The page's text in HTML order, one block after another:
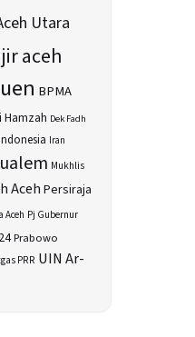
Utara
aceh
BPMA
Hamzah Dek Fadh
Iran
Mukhlis
AcehPersiraja
Aceh Pj Gubernur
Prabowo
PRR UIN Ar-